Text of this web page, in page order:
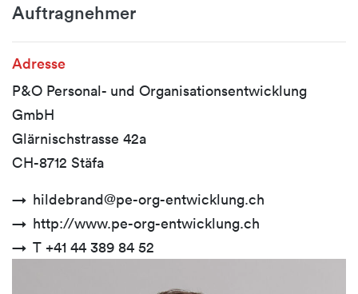
Auftragnehmer
Adresse
P&O Personal- und Organisationsentwicklung
GmbH
Glärnischstrasse 42a
CH-8712 Stäfa
hildebrand@pe-org-entwicklung.ch
http://www.pe-org-entwicklung.ch
T +41 44 389 84 52